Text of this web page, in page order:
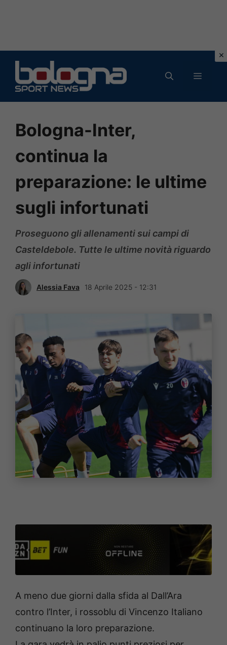
contenuto
MENU
Bologna-Inter,
continua la
preparazione: le ultime
sugli infortunati
Proseguono gli allenamenti sui campi di
Casteldebole. Tutte le ultime novità riguardo
agli infortunati
Alessia Fava 18 Aprile 2025 - 12:31
A meno due giorni dalla sfida al Dall’Ara
contro l’Inter, i rossoblu di Vincenzo Italiano
continuano la loro preparazione.